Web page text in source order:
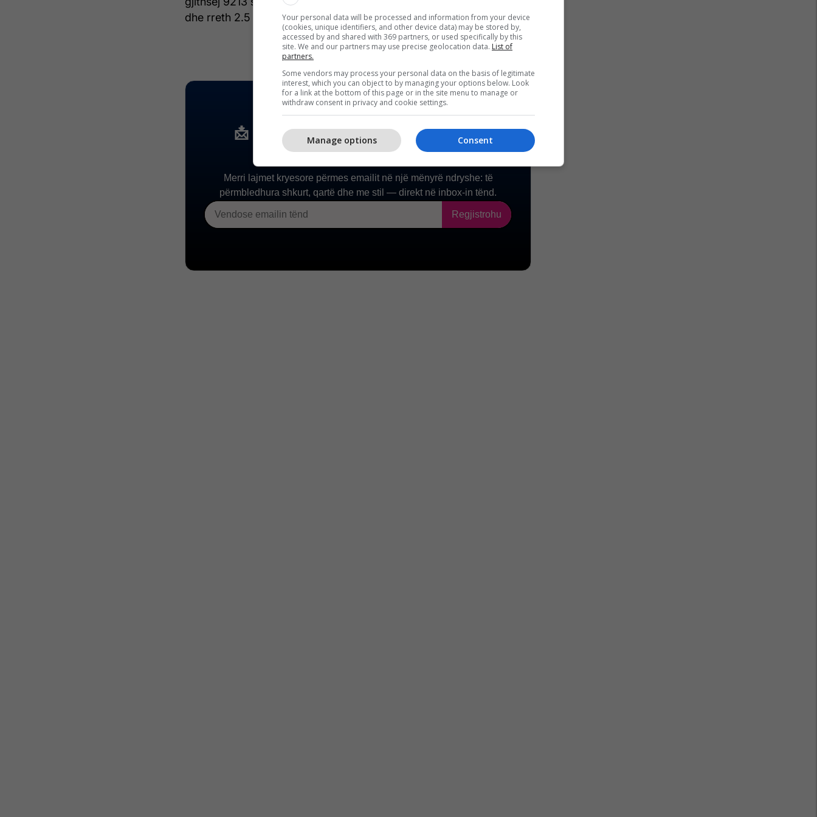
dhe rreth 2.5 ton marihuanë. /Telegrafi/
Your personal data will be processed and information from your device
(cookies, unique identifiers, and other device data) may be stored by,
accessed by and shared with 369 partners, or used specifically by this
site. We and our partners may use precise geolocation data. List of
partners.
Some vendors may process your personal data on the basis of legitimate
interest, which you can object to by managing your options below. Look
for a link at the bottom of this page or in the site menu to manage or
withdraw consent in privacy and cookie settings.
Consent
Manage options